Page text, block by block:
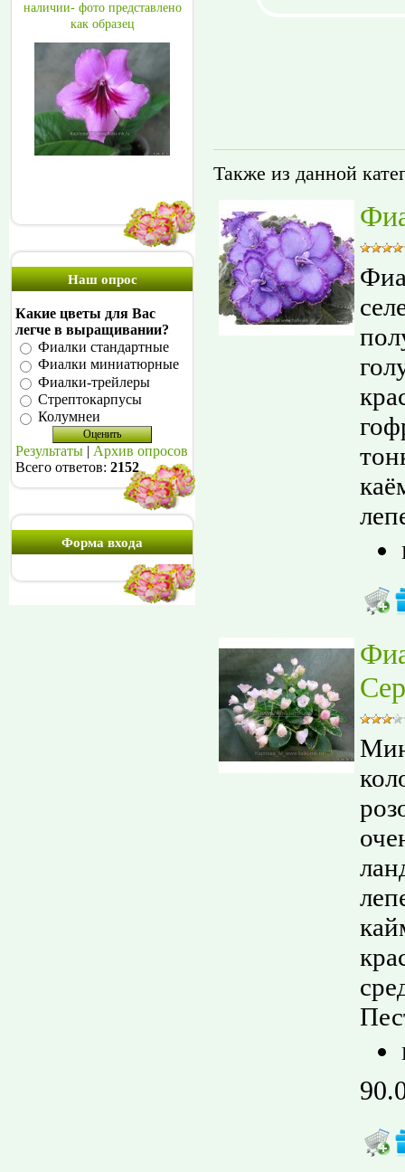
наличии- фото представлено
как образец
Наш опрос
Какие цветы для Вас
легче в выращивании?
Фиалки стандартные
Фиалки миниатюрные
Фиалки-трейлеры
Стрептокарпусы
Колумнеи
Результаты
Архив опросов
Всего ответов: 2152
Форма входа
Также из данной